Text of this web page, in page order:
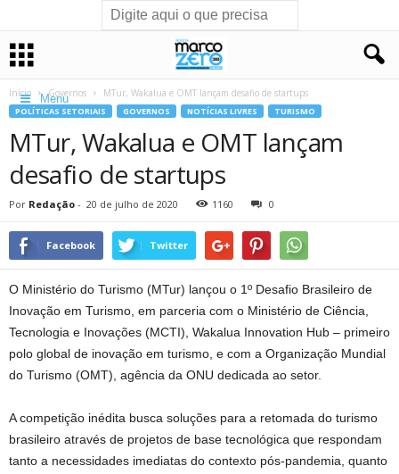
Menu
Início Governos MTur, Wakalua e OMT lançam desafio de startups
POLÍTICAS SETORIAIS GOVERNOS NOTÍCIAS LIVRES TURISMO
MTur, Wakalua e OMT lançam
desafio de startups
Por Redação - 20 de julho de 2020 1160 0
Facebook Twitter
O Ministério do Turismo (MTur) lançou o 1º Desafio Brasileiro de
Inovação em Turismo, em parceria com o Ministério de Ciência,
Tecnologia e Inovações (MCTI), Wakalua Innovation Hub – primeiro
polo global de inovação em turismo, e com a Organização Mundial
do Turismo (OMT), agência da ONU dedicada ao setor.
A competição inédita busca soluções para a retomada do turismo
brasileiro através de projetos de base tecnológica que respondam
tanto a necessidades imediatas do contexto pós-pandemia, quanto